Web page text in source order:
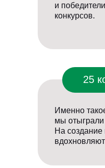
и
конкурсов.
Именно
мы отыграли
На создание
25